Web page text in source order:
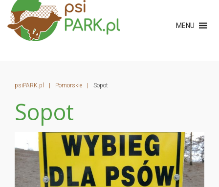
MENU
psiPARK.pl | Pomorskie | Sopot
Sopot